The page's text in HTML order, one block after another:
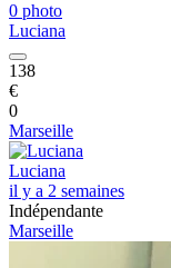
0 photo
Luciana
138
€
0
Marseille
Luciana
il y a 2 semaines
Indépendante
Marseille